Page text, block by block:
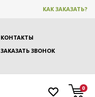
КАК ЗАКАЗАТЬ?
КОНТАКТЫ
ЗАКАЗАТЬ ЗВОНОК
0